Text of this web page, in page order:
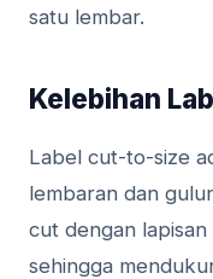
satu lembar.
Kelebihan
Label cut-to-size
lembaran dan
cut dengan
sehingga